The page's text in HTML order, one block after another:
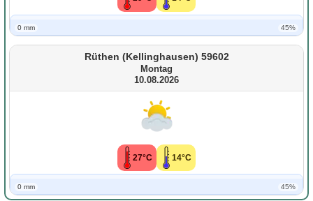
0 mm 45%
Rüthen (Kellinghausen) 59602
Montag
10.08.2026
27°C 14°C
0 mm 45%